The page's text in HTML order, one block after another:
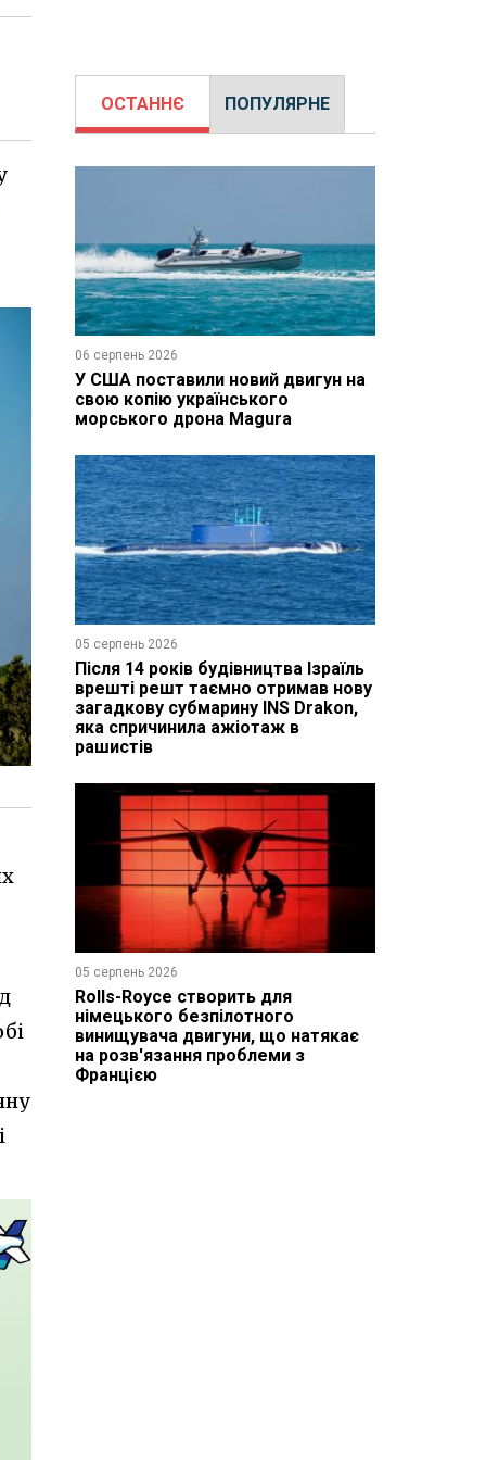
ОСТАННЄ ПОПУЛЯРНЕ
06 серпень 2026
У США поставили новий двигун на
свою копію українського
морського дрона Magura
05 серпень 2026
Після 14 років будівництва Ізраїль
врешті решт таємно отримав нову
загадкову субмарину INS Drakon,
яка спричинила ажіотаж в
рашистів
05 серпень 2026
Rolls-Royce створить для
німецького безпілотного
винищувача двигуни, що натякає
на розв'язання проблеми з
Францією